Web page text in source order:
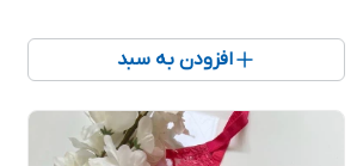
افزودن به سبد